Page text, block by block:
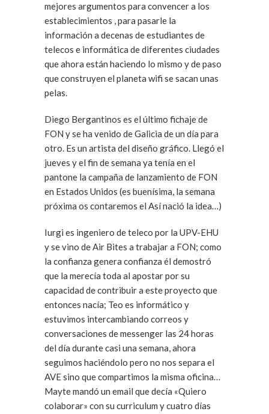
mejores argumentos para convencer a los
establecimientos , para pasarle la
información a decenas de estudiantes de
telecos e informática de diferentes ciudades
que ahora están haciendo lo mismo y de paso
que construyen el planeta wifi se sacan unas
pelas.
Diego Bergantinos es el último fichaje de
FON y se ha venido de Galicia de un día para
otro. Es un artista del diseño gráfico. Llegó el
jueves y el fin de semana ya tenía en el
pantone la campaña de lanzamiento de FON
en Estados Unidos (es buenísima, la semana
próxima os contaremos el Así nació la idea…)
Iurgi es ingeniero de teleco por la UPV-EHU
y se vino de Air Bites a trabajar a FON; como
la confianza genera confianza él demostró
que la merecía toda al apostar por su
capacidad de contribuir a este proyecto que
entonces nacía; Teo es informático y
estuvimos intercambiando correos y
conversaciones de messenger las 24 horas
del día durante casi una semana, ahora
seguimos haciéndolo pero no nos separa el
AVE sino que compartimos la misma oficina…
Mayte mandó un email que decía «Quiero
colaborar» con su curriculum y cuatro días